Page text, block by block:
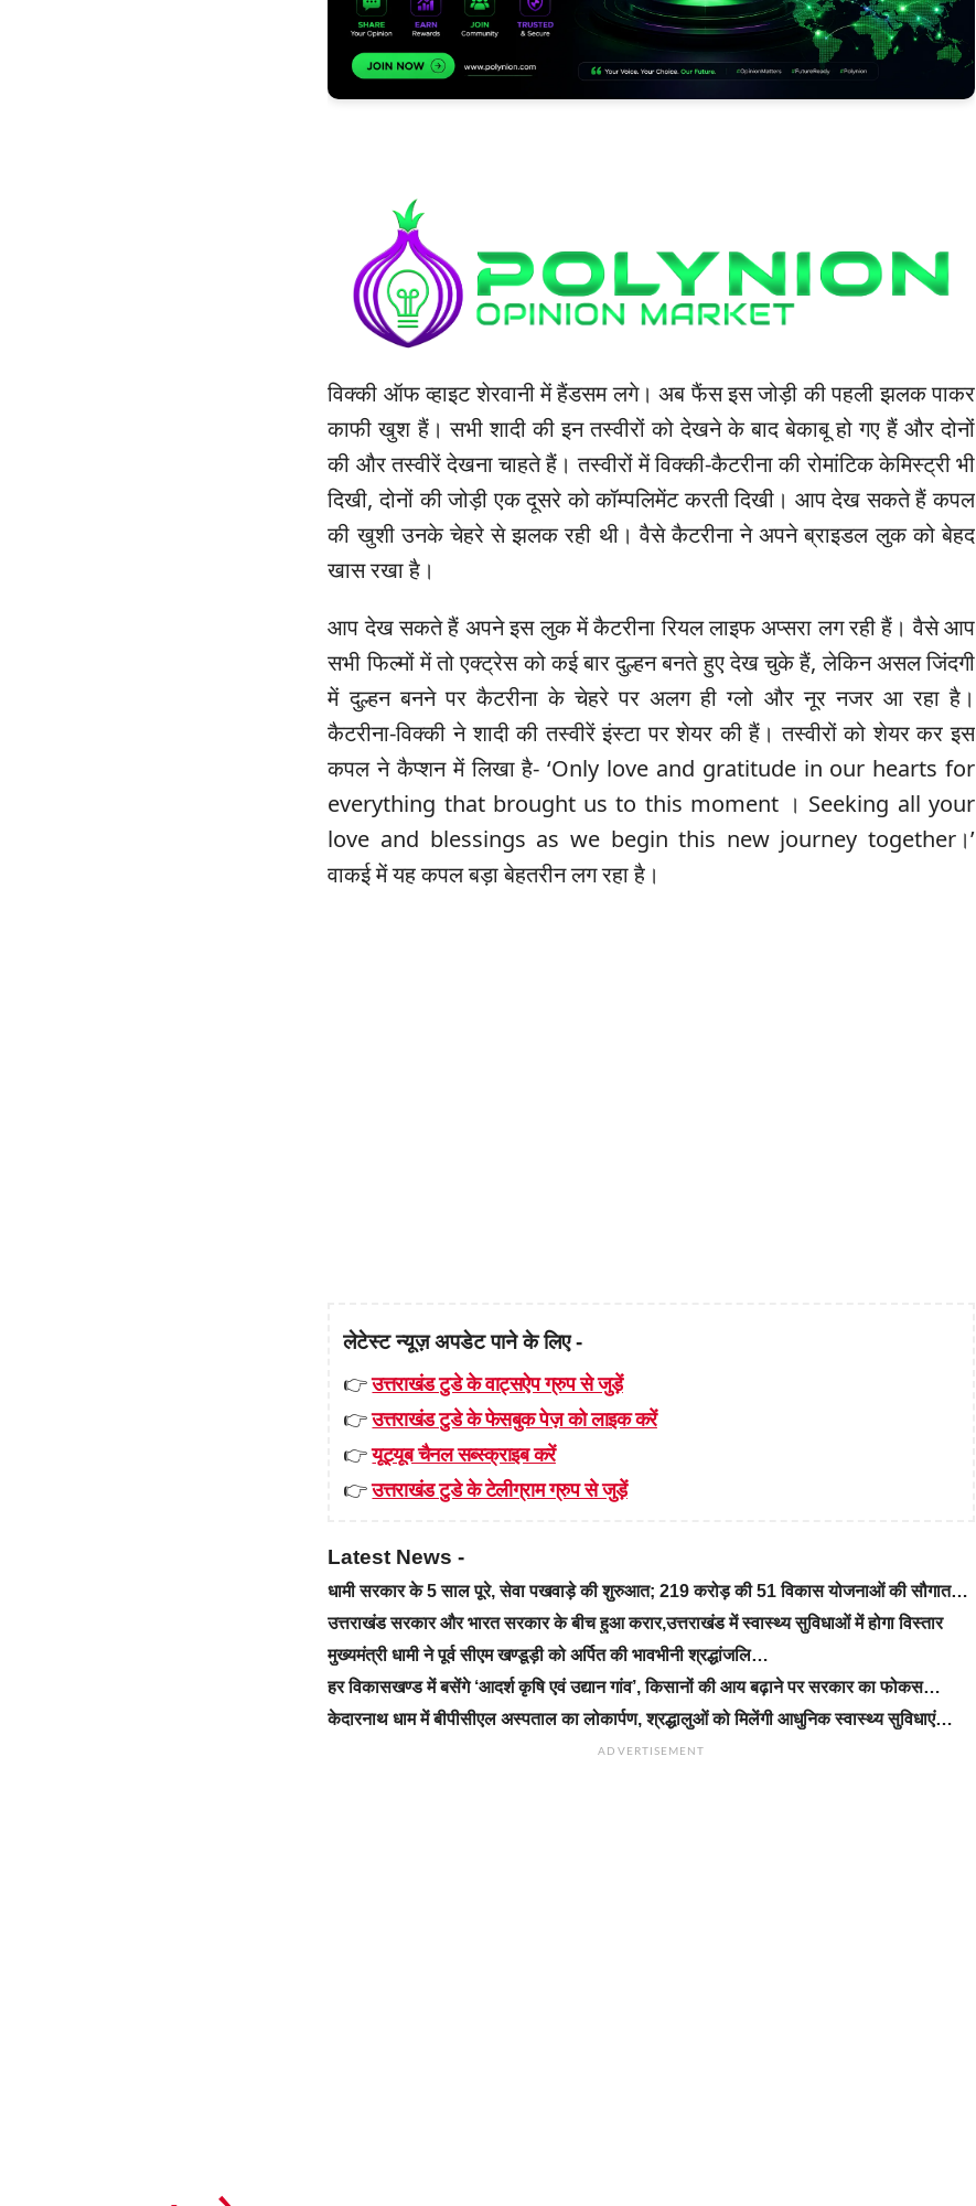
विक्की ऑफ व्हाइट शेरवानी में हैंडसम लगे। अब फैंस इस जोड़ी की पहली झलक पाकर
काफी खुश हैं। सभी शादी की इन तस्वीरों को देखने के बाद बेकाबू हो गए हैं और दोनों
की और तस्वीरें देखना चाहते हैं। तस्वीरों में विक्की-कैटरीना की रोमांटिक केमिस्ट्री भी
दिखी, दोनों की जोड़ी एक दूसरे को कॉम्पलिमेंट करती दिखी। आप देख सकते हैं कपल
की खुशी उनके चेहरे से झलक रही थी। वैसे कैटरीना ने अपने ब्राइडल लुक को बेहद
खास रखा है।
आप देख सकते हैं अपने इस लुक में कैटरीना रियल लाइफ अप्सरा लग रही हैं। वैसे आप
सभी फिल्मों में तो एक्ट्रेस को कई बार दुल्हन बनते हुए देख चुके हैं, लेकिन असल जिंदगी
में दुल्हन बनने पर कैटरीना के चेहरे पर अलग ही ग्लो और नूर नजर आ रहा है।
कैटरीना-विक्की ने शादी की तस्वीरें इंस्टा पर शेयर की हैं। तस्वीरों को शेयर कर इस
कपल ने कैप्शन में लिखा है- ‘Only love and gratitude in our hearts for
everything that brought us to this moment । Seeking all your
love and blessings as we begin this new journey together।’
वाकई में यह कपल बड़ा बेहतरीन लग रहा है।
लेटेस्ट न्यूज़ अपडेट पाने के लिए -
👉उत्तराखंड टुडे के वाट्सऐप ग्रुप से जुड़ें
👉उत्तराखंड टुडे के फेसबुक पेज़ को लाइक करें
👉यूट्यूब चैनल सब्स्क्राइब करें
👉उत्तराखंड टुडे के टेलीग्राम ग्रुप से जुड़ें
Latest News -
धामी सरकार के 5 साल पूरे, सेवा पखवाड़े की शुरुआत; 219 करोड़ की 51 विकास योजनाओं की सौगात…
उत्तराखंड सरकार और भारत सरकार के बीच हुआ करार,उत्तराखंड में स्वास्थ्य सुविधाओं में होगा विस्तार
मुख्यमंत्री धामी ने पूर्व सीएम खण्डूड़ी को अर्पित की भावभीनी श्रद्धांजलि…
हर विकासखण्ड में बसेंगे ‘आदर्श कृषि एवं उद्यान गांव’, किसानों की आय बढ़ाने पर सरकार का फोकस…
केदारनाथ धाम में बीपीसीएल अस्पताल का लोकार्पण, श्रद्धालुओं को मिलेंगी आधुनिक स्वास्थ्य सुविधाएं…
ADVERTISEMENT